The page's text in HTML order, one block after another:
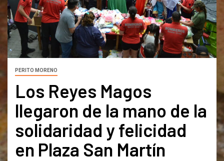
PERITO MORENO
Los Reyes Magos
llegaron de la mano de la
solidaridad y felicidad
en Plaza San Martín